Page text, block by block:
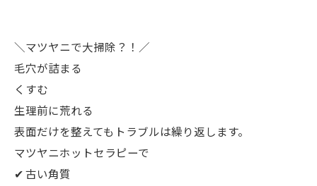
＼マツヤニで大掃除？！／
毛穴が詰まる
くすむ
生理前に荒れる
表面だけを整えてもトラブルは繰り返します。
マツヤニホットセラピーで
✔ 古い角質